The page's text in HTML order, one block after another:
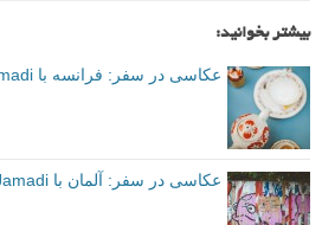
بیشتر بخوانید:
عکاسی در سفر: فرانسه با Marianna Jamadi
عکاسی در سفر: آلمان با Marianna Jamadi